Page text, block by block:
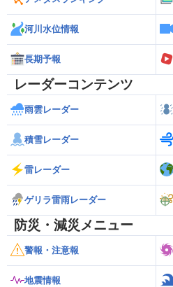
河川水位情報
長期予報
レーダーコンテンツ
雨雲レーダー
積雪レーダー
雷レーダー
ゲリラ雷雨レーダー
防災・減災メニュー
警報・注意報
地震情報